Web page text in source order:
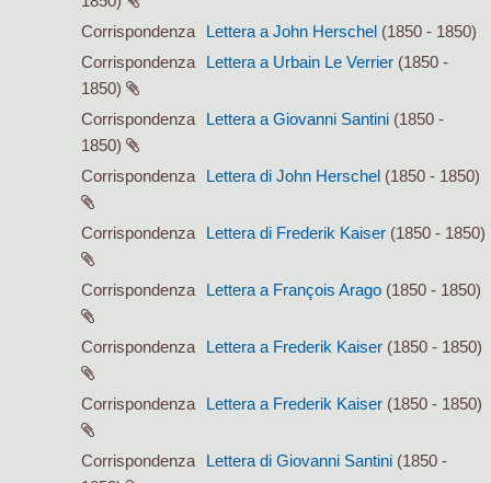
Corrispondenza
Lettera a John Herschel (1850 - 1850)
Corrispondenza
Lettera a Urbain Le Verrier (1850 -
1850)
Corrispondenza
Lettera a Giovanni Santini (1850 -
1850)
Corrispondenza
Lettera di John Herschel (1850 - 1850)
Corrispondenza Lettera di Frederik Kaiser (1850 - 1850)
Corrispondenza Lettera a François Arago (1850 - 1850)
Corrispondenza Lettera a Frederik Kaiser (1850 - 1850)
Corrispondenza Lettera a Frederik Kaiser (1850 - 1850)
Corrispondenza Lettera di Giovanni Santini (1850 -